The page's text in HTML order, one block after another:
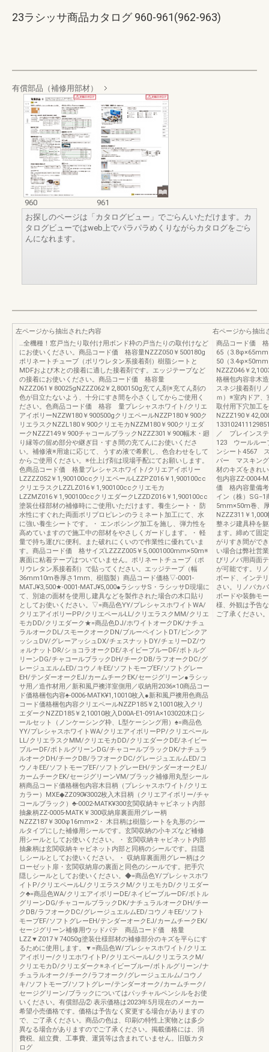
23ラシッサ商品カタログ 960-961(962-963)
有償部品（補修用部材）
960
961
お探しのページは「カタログビュー」でごらんいただけます。カ
タログビューではweb上でパラパラめくりながらカタログをごら
んになれます。
左ページから抽出された内容
…全機種！窓戸当たり取付け用ボンド枠の戸当たりの取付けなど
にお使いください。商品コード価 格容量NZZZ050￥500180g
ポリネートチューブ（ポリウレタン系接着剤）樹脂シートと
MDFおよび木との接着に適した接着剤です。エッジテープなど
の接着にお使いください。商品コード価 格容量
NZZZ061￥80025gNZZZ062￥2,800150g充てん剤※充てん剤の
色が目立たないよう、十分にすき間を小さくしてからご使用く
ださい。色商品コード価 格容 量プレシャスホワイト/クリエ
アイボリーNZZW180￥900500gクリエペールNZZP180￥900ク
リエラスクNZZL180￥900クリエモカNZZM180￥900クリエダ
ークNZZZ149￥900チャコールブラックNZZZ301￥900幅木・廻
り縁等の留め部分や継ぎ目・すき間の充てんにお使いくださ
い。補修液※用途に応じて、うすめ液で希釈し、色合わせをして
からご使用ください。※仕上げ剤は現場手配にてお願いします。
色商品コード価 格量プレシャスホワイト/クリエアイボリー
LZZZZ052￥1,900100ccクリエペールLZZPZ016￥1,900100cc
クリエラスクLZZLZ016￥1,900100ccクリエモカ
LZZMZ016￥1,900100ccクリエダークLZZDZ016￥1,900100cc
塗装仕様部材の補修時にご使用いただけます。養生シート・ 防
水性にすぐれた両面ポリプロピレンのラミネート加工にて、水
に強い養生シートです。・ エンボシング加工を施し、弾力性を
高めていますので施工中の部材をやさしくガードします。・ 軽
量で持ち運びに便利。また破れにくいので作業性に優れていま
す。商品コード価 格サイズLZZZZ005￥5,0001000mm×50m※
裏面に粘着テープはついていません。ポリネートチューブ（ポ
リウレタン系接着剤）で貼ってください。エッジテープ（幅
36mm10m巻厚さ1mm、樹脂製）商品コード価格▽-0001-
MATJ¥3,500★-0001-MATJ¥5,000●ラシッサS・ラシッサD現場に
て、別途の面材を使用し建具などを製作された場合の木口貼り
としてお使いください。▽=商品色YY/プレシャスホワイトWA/
クリエアイボリーPP/クリエペールLL/クリエラスクMM/クリエ
モカDD/クリエダーク★=商品色DJ/ホワイトオークDK/ナチュ
ラルオークDL/スモークオークDN/ブルーペイントDT/ピンクア
ッシュDV/グレーアッシュDX/チェスナットDY/チェリーDZ/ウ
ォルナットDR/ショコラオークDE/ネイビーブルーDF/ボトルグ
リーンDG/チャコールブラックDH/チークDB/ラフオークDC/グ
レージュエルムED/コウノキEE/ソフトモーブEF/ソフトグレー
EH/テンダーオークEJ/カームチークEK/セージグリーン●ラシッ
サ用／造作材用／新和風戸襖洋室側用／収納用2036×10商品コー
ド価格梱包内容♠-0006-MATK¥1,10010枚入●新和風戸襖用色商品
コード価格梱包内容クリエペールNZZP185￥2,10010枚入クリ
エダークNZZD185￥2,10010枚入D00A-E1-091A×103020木口シ
ールセット（ノンケーシング枠、L型ケーシング用）♠=商品色
YY/プレシャスホワイトWA/クリエアイボリーPP/クリエペール
LL/クリエラスクMM/クリエモカDD/クリエダークDE/ネイビー
ブルーDF/ボトルグリーンDG/チャコールブラックDK/ナチュラ
ルオークDH/チークDB/ラフオークDC/グレージュエルムED/コ
ウノキEE/ソフトモーブEF/ソフトグレーEH/テンダーオークEJ/
カームチークEK/セージグリーンVM/ブラック補修用丸型シール
柄商品コード価格梱包内容木目柄（プレシャスホワイト/クリエ
カラー）MXE◆ZZ090¥3002枚入木目柄（クリエアイボリー/チャ
コールブラック）♣-0002-MATK¥300玄関収納キャビネット内部
抽象柄ZZ-0005-MATK￥300収納扉裏面用グレー柄
NZZZ187￥300φ16mm×2・ 木目柄は樹脂シートを丸形のシー
ルタイプにした補修用シールです。玄関収納の小キズなど補修
用シールとしてお使いください。・ 玄関収納キャビネット内部
抽象柄は玄関収納キャビネット内部と同柄のシールです。目隠
しシールとしてお使いください。・ 収納扉裏面用グレー柄はク
ローゼット扉・玄関収納扉の裏面と同色のシールです。把手穴
隠しシールとしてお使いください。◆=商品色Y/プレシャスホワ
イトP/クリエペールL/クリエラスクM/クリエモカD/クリエダー
ク♣=商品色WA/クリエアイボリーDE/ネイビーブルーDF/ボトル
グリーンDG/チャコールブラックDK/ナチュラルオークDH/チー
クDB/ラフオークDC/グレージュエルムED/コウノキEE/ソフト
モーブEF/ソフトグレーEH/テンダーオークEJ/カームチークEK/
セージグリーン補修用ウッドパテ 商品コード価 格量
LZZ▼Z017￥74050g塗装仕様部材の補修部分のキズを平らにす
るために使用します。▼=商品色W/プレシャスホワイト/クリエ
アイボリー/クリエホワイトP/クリエペールL/クリエラスクM/
クリエモカD/クリエダーク※ネイビーブルー/ボトルグリーン/ナ
チュラルオーク/チーク/ラフオーク/グレージュエルム/コウノ
キ/ソフトモーブ/ソフトグレー/テンダーオーク/カームチーク/
セージグリーン/ブラックについてはパッチャルペンシルをお使
いください。有償部品② 表示価格は2023年5月現在のメーカー
希望小売価格です。価格は予告なく変更する場合がありますの
で、ご了承ください。商品の色は、印刷の特性上実物とは多少
異なる場合がありますのでご了承ください。掲載価格には、消
費税、組立費、工事費、運賃等は含まれていません。旧版カタ
ログ
右ページから抽出
商品コード価 格
65（
50（
NZZZ046￥
格梱包内容非木
スネジ接着剤リ
ｍ）※室内ドア
取付用下穴加工
NZZZ190￥
／ プレインス
123 ウールル
ンシート4567
パー マスキン
材のキズをきれ
包内容ZZ-0004-
価 格内容量備考
イン（株）
5mm×50m巻、
NZZZ311￥
整ネジ建具枠を
ます。締めて固
がりすき間がで
い場合は弊社営
びリノバ用両面
が可能です。リ
ボード、インテ
さい。リノバカ
ボードや装飾モ
様、外観は予告
ご了承ください